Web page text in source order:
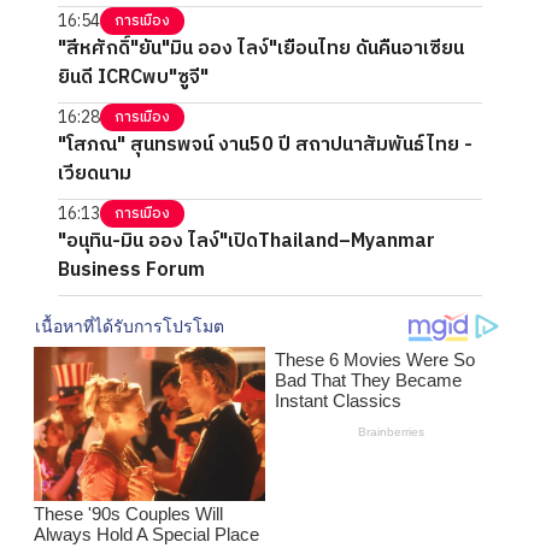
16:54 การเมือง
"สีหศักดิ์"ยัน"มิน ออง ไลง์"เยือนไทย ดันคืนอาเซียน
ยินดี ICRCพบ"ซูจี"
16:28 การเมือง
"โสภณ" สุนทรพจน์ งาน50 ปี สถาปนาสัมพันธ์ไทย -
เวียดนาม
16:13 การเมือง
"อนุทิน-มิน ออง ไลง์"เปิดThailand–Myanmar
Business Forum